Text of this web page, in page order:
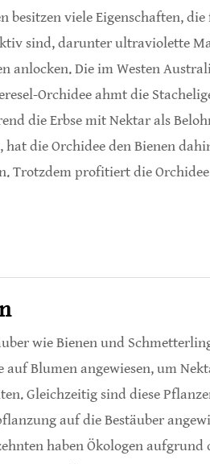
besitzen viele Eigenschaften,
sind, darunter ultraviolette
anlocken. Die im Westen
Orchidee ahmt die
die Erbse mit Nektar als
hat die Orchidee den Bienen
Trotzdem profitiert die
wie Bienen und
auf Blumen angewiesen, um
Gleichzeitig sind diese
auf die Bestäuber
haben Ökologen aufgrund